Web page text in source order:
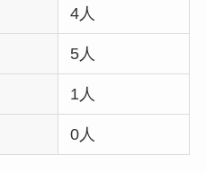
4人
5人
1人
0人